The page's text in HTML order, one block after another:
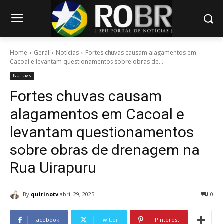
Home Geral Notícias
Fortes chuvas causam alagamentos em
Cacoal e levantam questionamentos sobre obras de...
Notícias
Fortes chuvas causam
alagamentos em Cacoal e
levantam questionamentos
sobre obras de drenagem na
Rua Uirapuru
By quirinotv abril 29, 2025 0
Facebook Twitter Pinterest